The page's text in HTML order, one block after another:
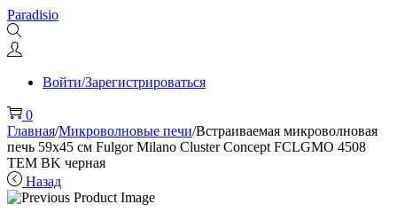
Перейти
к
навигации
Перейти
к
содержимому
Paradisio
Войти/Зарегистрироваться
0
Главная/Микроволновые печи/Встраиваемая микроволновая
печь 59х45 см Fulgor Milano Cluster Concept FCLGMO 4508
TEM BK черная
Назад